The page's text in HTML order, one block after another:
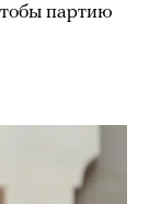
партию